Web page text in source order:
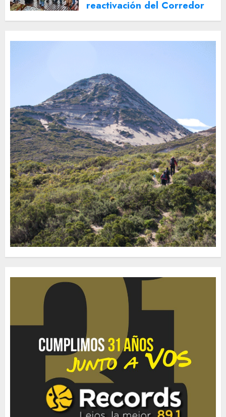
reactivación del Corredor
Turístico Integrado